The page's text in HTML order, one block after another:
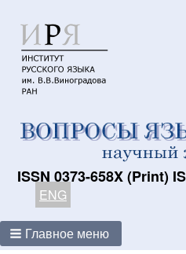
ISSN 0373-658X (Print)
ENG
Главное меню